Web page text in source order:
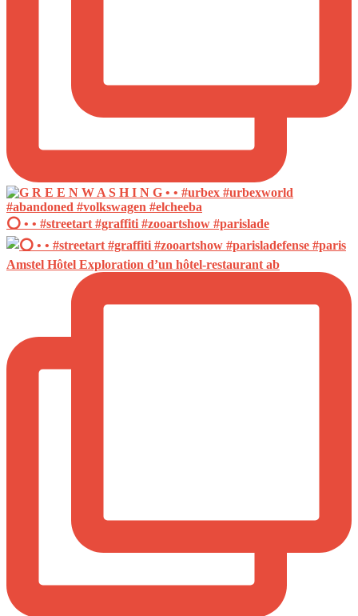
⭕️ • • #streetart #graffiti #zooartshow #parislade
Amstel Hôtel Exploration d’un hôtel-restaurant ab